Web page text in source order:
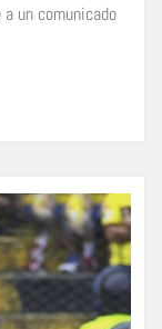
un comunicado